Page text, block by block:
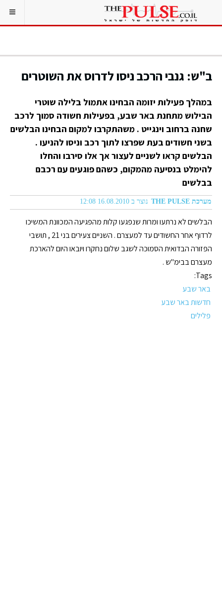
ב"ש: גנבי הרכב ניסו לדרוס את השוטרים
במהלך פעילות יזומה הבחינו אתמול בלילה שוטרי
הבילוש מתחנת באר שבע, בפעילות חשודה סמוך לרכב
שחנה ברחוב וינגייט . משהתקרבו למקום הבחינו הבלשים
בשני חשודים בעת שפרצו לתוך רכב וניסו להניעו .
הבלשים קראו לשניים לעצור אך אלו סירבו והחלו
להימלט בנסיעה מהמקום, כשהם פוגעים עם רכבם
בבלשים
מערכת THE PULSE נוצר ב 16.08.2010 12:08
הבלשים לא נרתעו ומרות שנפגעו קלות מהפגיעה המכוונת המשיכו
לרדוף אחר החשודים עד למעצרם . השניים צעירים בני 21 , תושבי
הפזורה הבדואית הסמוכה לשגב שלום נחקרו ויובאו היום להארכת
מעצרם בבימ"ש .
Tags:
באר שבע
חדשות באר שבע
פלילים